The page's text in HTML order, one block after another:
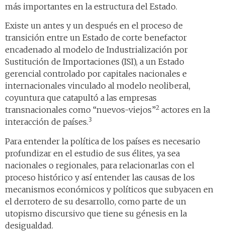
más importantes en la estructura del Estado.
Existe un antes y un después en el proceso de
transición entre un Estado de corte benefactor
encadenado al modelo de Industrialización por
Sustitución de Importaciones (ISI), a un Estado
gerencial controlado por capitales nacionales e
internacionales vinculado al modelo neoliberal,
coyuntura que catapultó a las empresas
transnacionales como “nuevos-viejos”2 actores en la
interacción de países.3
Para entender la política de los países es necesario
profundizar en el estudio de sus élites, ya sea
nacionales o regionales, para relacionarlas con el
proceso histórico y así entender las causas de los
mecanismos económicos y políticos que subyacen en
el derrotero de su desarrollo, como parte de un
utopismo discursivo que tiene su génesis en la
desigualdad.